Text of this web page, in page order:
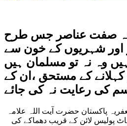
صفت عناصر جس طرح
اور شہریوں کے خون سے
وہ نہ تو مسلمان ہیں
کہلانے کے مستحق ،ان کے
کی رعایت نہ کی جائے
پاکستان حضرت آیت اللہ علامہ
پولیس لائن کے قریب دھماکے کی